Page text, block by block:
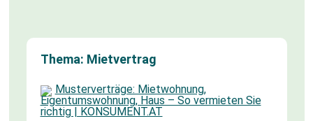
Thema: Mietvertrag
Musterverträge: Mietwohnung,
Eigentumswohnung, Haus – So vermieten Sie
richtig | KONSUMENT.AT